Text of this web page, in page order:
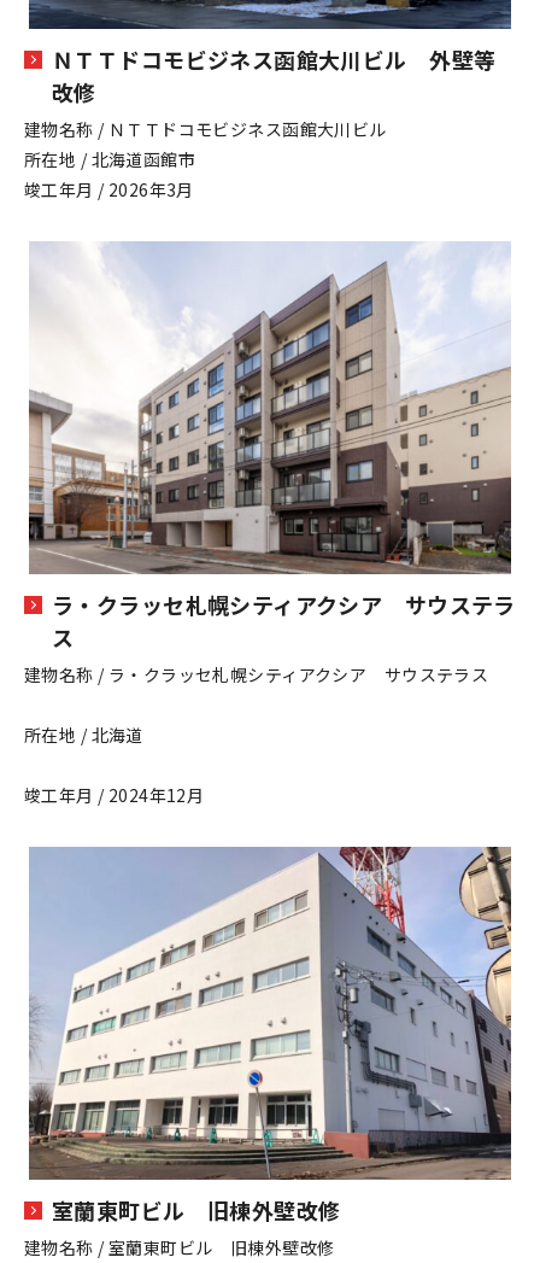
ＮＴＴドコモビジネス函館大川ビル 外壁等
改修
建物名称 / ＮＴＴドコモビジネス函館大川ビル
所在地 / 北海道函館市
竣工年月 / 2026年3月
ラ・クラッセ札幌シティアクシア サウステラ
ス
建物名称 / ラ・クラッセ札幌シティアクシア サウステラス
所在地 / 北海道
竣工年月 / 2024年12月
室蘭東町ビル 旧棟外壁改修
建物名称 / 室蘭東町ビル 旧棟外壁改修